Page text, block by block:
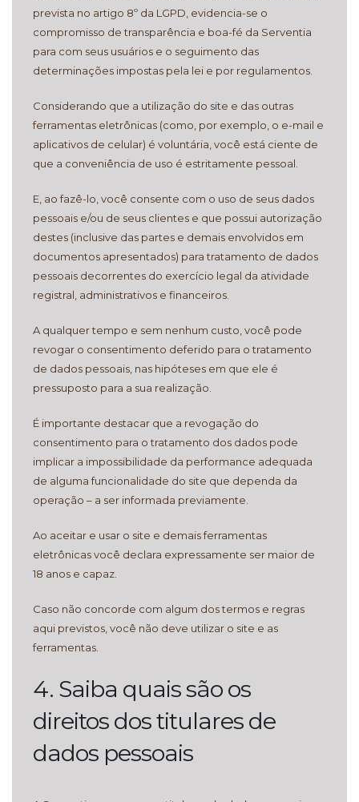
prevista no artigo 8º da LGPD, evidencia-se o
compromisso de transparência e boa-fé da Serventia
para com seus usuários e o seguimento das
determinações impostas pela lei e por regulamentos.
Considerando que a utilização do site e das outras
ferramentas eletrônicas (como, por exemplo, o e-mail e
aplicativos de celular) é voluntária, você está ciente de
que a conveniência de uso é estritamente pessoal.
E, ao fazê-lo, você consente com o uso de seus dados
pessoais e/ou de seus clientes e que possui autorização
destes (inclusive das partes e demais envolvidos em
documentos apresentados) para tratamento de dados
pessoais decorrentes do exercício legal da atividade
registral, administrativos e financeiros.
A qualquer tempo e sem nenhum custo, você pode
revogar o consentimento deferido para o tratamento
de dados pessoais, nas hipóteses em que ele é
pressuposto para a sua realização.
É importante destacar que a revogação do
consentimento para o tratamento dos dados pode
implicar a impossibilidade da performance adequada
de alguma funcionalidade do site que dependa da
operação – a ser informada previamente.
Ao aceitar e usar o site e demais ferramentas
eletrônicas você declara expressamente ser maior de
18 anos e capaz.
Caso não concorde com algum dos termos e regras
aqui previstos, você não deve utilizar o site e as
ferramentas.
4. Saiba quais são os
direitos dos titulares de
dados pessoais